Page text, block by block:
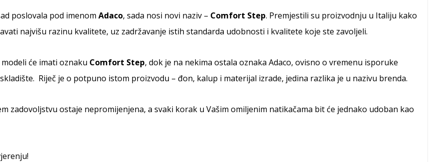
poslovala pod imenom Adaco, sada nosi novi naziv – Comfort Step. Premjestili su proizvodnju u Italiju kako
najvišu razinu kvalitete, uz zadržavanje istih standarda udobnosti i kvalitete koje ste zavoljeli.
će imati oznaku Comfort Step, dok je na nekima ostala oznaka Adaco, ovisno o vremenu isporuke
Riječ je o potpuno istom proizvodu – đon, kalup i materijal izrade, jedina razlika je u nazivu brenda.
zadovoljstvu ostaje nepromijenjena, a svaki korak u Vašim omiljenim natikačama bit će jednako udoban kao